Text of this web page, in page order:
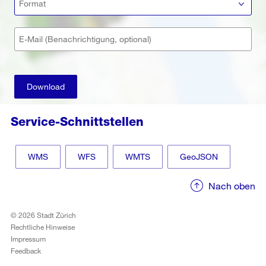
Format
E-Mail (Benachrichtigung, optional)
Download
Service-Schnittstellen
WMS WFS WMTS GeoJSON
Nach oben
© 2026 Stadt Zürich
Rechtliche Hinweise
Impressum
Feedback